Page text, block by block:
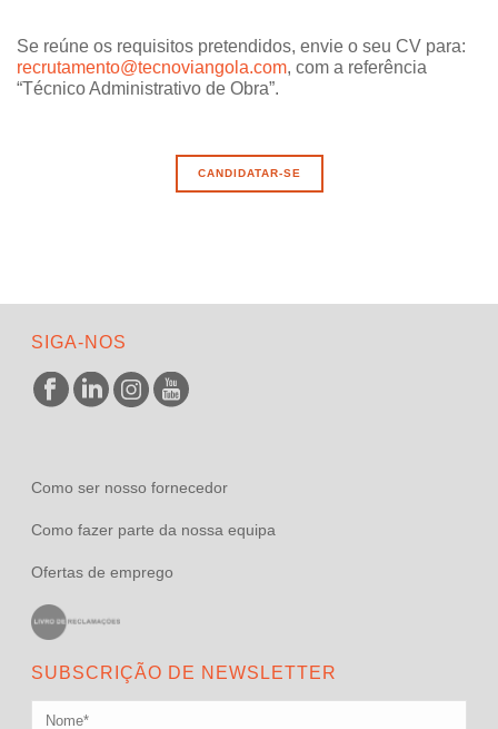
Se reúne os requisitos pretendidos, envie o seu CV para:
recrutamento@tecnoviangola.com, com a referência
“Técnico Administrativo de Obra”.
CANDIDATAR-SE
SIGA-NOS
Como ser nosso fornecedor
Como fazer parte da nossa equipa
Ofertas de emprego
SUBSCRIÇÃO DE NEWSLETTER